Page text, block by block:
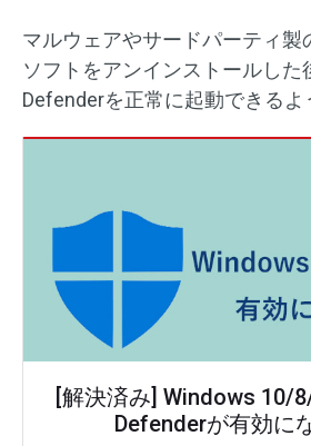
マルウェアやサードパーティ製
ソフトをアンインストールした
Defenderを正常に起動できるよ
[解決済み] Windows 10/
Defenderが有効に